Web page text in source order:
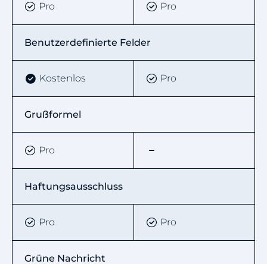
Pro Pro
Benutzerdefinierte Felder
Kostenlos Pro
Grußformel
Pro
Haftungsausschluss
Pro Pro
Grüne Nachricht